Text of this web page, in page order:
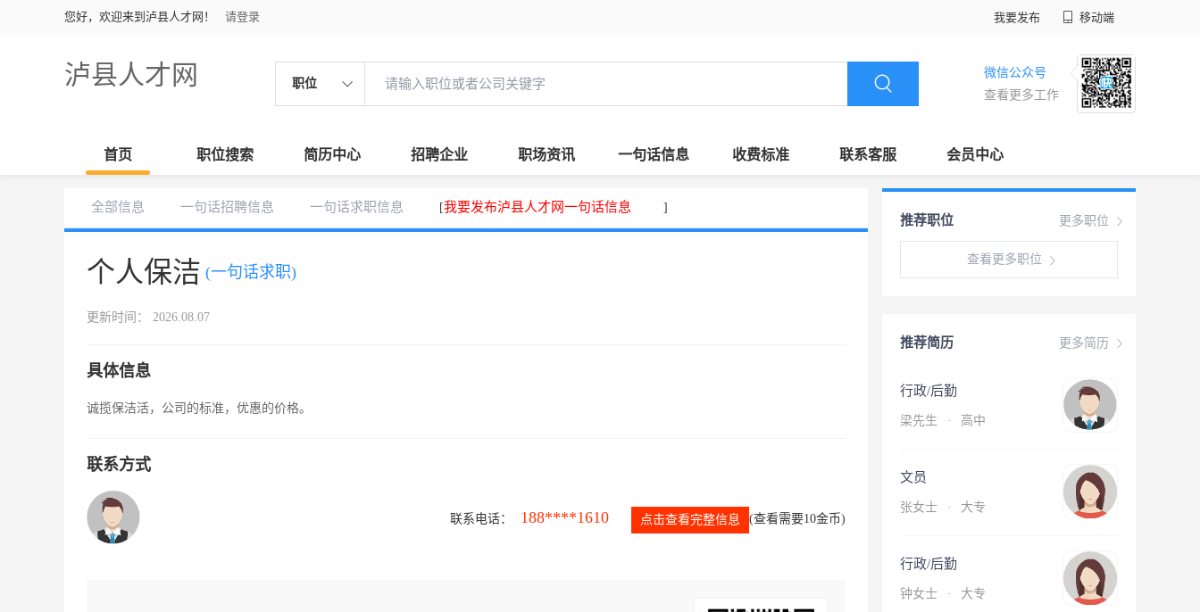
您好，欢迎来到泸县人才网！ 请登录 我要发布 移动端
泸县人才网 职位
微信公众号
查看更多工作
首页 职位搜索 简历中心 招聘企业 职场资讯 一句话信息 收费标准 联系客服 会员中心
全部信息 一句话招聘信息 一句话求职信息 [我要发布泸县人才网一句话信息 ]
个人保洁 (一句话求职)
更新时间： 2026.08.07
具体信息
诚揽保洁活，公司的标准，优惠的价格。
联系方式
联系电话： 188****1610 点击查看完整信息 (查看需要10金币)
更多职位
推荐职位
查看更多职位
更多简历
推荐简历
行政/后勤
梁先生 · 高中
文员
张女士 · 大专
行政/后勤
钟女士 · 大专